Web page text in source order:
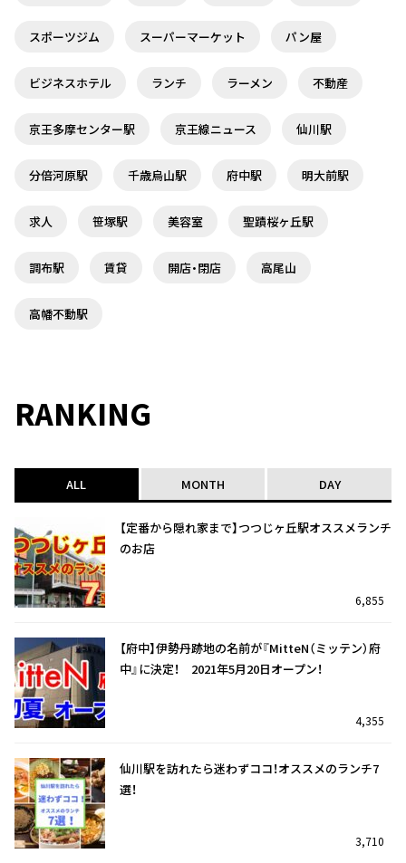
スポーツジム スーパーマーケット パン屋
ビジネスホテル ランチ ラーメン 不動産
京王多摩センター駅 京王線ニュース 仙川駅
分倍河原駅 千歳烏山駅 府中駅 明大前駅
求人 笹塚駅 美容室 聖蹟桜ヶ丘駅
調布駅 賃貸 開店・閉店 高尾山
高幡不動駅
RANKING
ALL
【定番から隠れ家まで】つつじヶ丘駅オススメランチ
のお店
6,855
【府中】伊勢丹跡地の名前が『MitteN（ミッテン）府
中』に決定！ 2021年5月20日オープン！
4,355
仙川駅を訪れたら迷わずココ！オススメのランチ7
選！
3,710
MONTH DAY